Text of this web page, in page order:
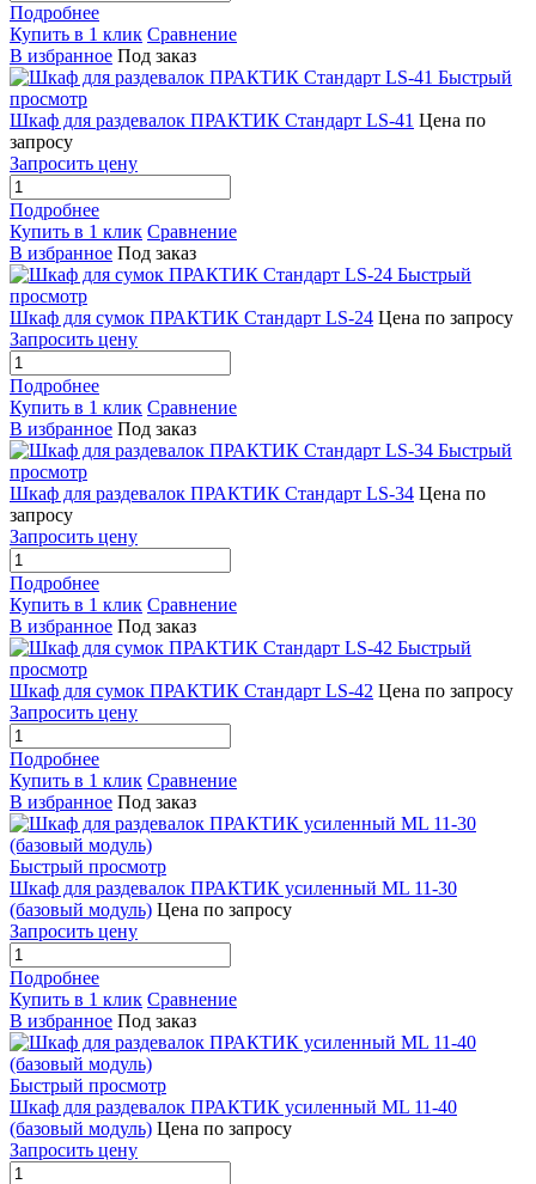
Подробнее
Купить в 1 клик Сравнение
В избранное Под заказ
Быстрый
просмотр
Шкаф для раздевалок ПРАКТИК Стандарт LS-41 Цена по
запросу
Запросить цену
Подробнее
Купить в 1 клик Сравнение
В избранное Под заказ
Быстрый
просмотр
Шкаф для сумок ПРАКТИК Стандарт LS-24 Цена по запросу
Запросить цену
Подробнее
Купить в 1 клик Сравнение
В избранное Под заказ
Быстрый
просмотр
Шкаф для раздевалок ПРАКТИК Стандарт LS-34 Цена по
запросу
Запросить цену
Подробнее
Купить в 1 клик Сравнение
В избранное Под заказ
Быстрый
просмотр
Шкаф для сумок ПРАКТИК Стандарт LS-42 Цена по запросу
Запросить цену
Подробнее
Купить в 1 клик Сравнение
В избранное Под заказ
Быстрый просмотр
Шкаф для раздевалок ПРАКТИК усиленный ML 11-30
(базовый модуль) Цена по запросу
Запросить цену
Подробнее
Купить в 1 клик Сравнение
В избранное Под заказ
Быстрый просмотр
Шкаф для раздевалок ПРАКТИК усиленный ML 11-40
(базовый модуль) Цена по запросу
Запросить цену